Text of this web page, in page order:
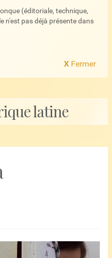
(éditoriale, technique,
n'est pas déjà présente dans
X Fermer
latine